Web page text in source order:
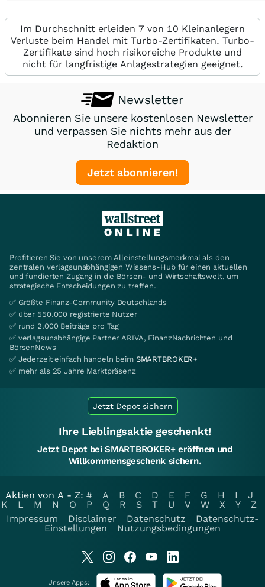
Im Durchschnitt erleiden 7 von 10 Kleinanlegern
Verluste beim Handel mit Turbo-Zertifikaten. Turbo-
Zertifikate sind hoch risikoreiche Produkte und
nicht für langfristige Anlagestrategien geeignet.
Newsletter
Abonnieren Sie unsere kostenlosen Newsletter
und verpassen Sie nichts mehr aus der
Redaktion
Jetzt abonnieren!
Profitieren Sie von unserem Alleinstellungsmerkmal als den
zentralen verlagsunabhängigen Wissens-Hub für einen aktuellen
und fundierten Zugang in die Börsen- und Wirtschaftswelt, um
strategische Entscheidungen zu treffen.
✅ Größte Finanz-Community Deutschlands
✅ über 550.000 registrierte Nutzer
✅ rund 2.000 Beiträge pro Tag
✅ verlagsunabhängige Partner ARIVA, FinanzNachrichten und
BörsenNews
✅ Jederzeit einfach handeln beim SMARTBROKER+
✅ mehr als 25 Jahre Marktpräsenz
Jetzt Depot sichern
Ihre Lieblingsaktie geschenkt!
Jetzt Depot bei SMARTBROKER+ eröffnen und
Willkommensgeschenk sichern.
Aktien von A - Z: # A B C D E F G H I
J
K
L M N O P Q R S T U V W X Y
Z
Impressum
Disclaimer Datenschutz
Datenschutz-
Einstellungen
Nutzungsbedingungen
Unsere Apps: